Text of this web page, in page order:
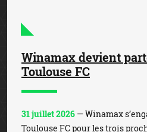
le haut du dos de la tunique
Winamax joue les
RC Strasbourg Alsace